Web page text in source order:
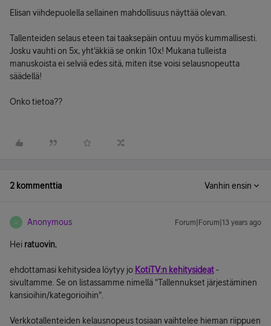
Elisan viihdepuolella sellainen mahdollisuus näyttää olevan.
Tallenteiden selaus eteen tai taaksepäin ontuu myös kummallisesti.
Josku vauhti on 5x, yht'äkkiä se onkin 10x! Mukana tulleista
manuskoista ei selviä edes sitä, miten itse voisi selausnopeutta
säädellä!
Onko tietoa??
2 kommenttia Vanhin ensin
A Anonymous Forum|Forum|13 years ago
Hei ratuovin,
ehdottamasi kehitysidea löytyy jo KotiTV:n kehitysideat-
sivultamme. Se on listassamme nimellä "Tallennukset järjestäminen
kansioihin/kategorioihin".
Verkkotallenteiden kelausnopeus tosiaan vaihtelee hieman riippuen